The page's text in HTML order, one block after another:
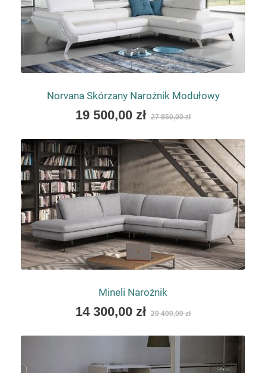
Norvana Skórzany Narożnik Modułowy
As
as
19 500,00 zł 27 850,00 zł
Mineli Narożnik
As
as
14 300,00 zł 20 400,00 zł